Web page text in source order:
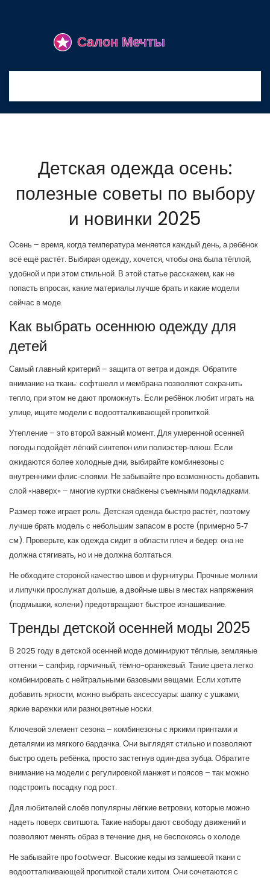
Детская одежда осень:
полезные советы по выбору
и новинки 2025
Осень – время, когда температура меняется каждый день, а ребёнок
всё ещё растёт. Выбирая одежду, хочется, чтобы она была тёплой,
удобной и при этом стильной. В этой статье расскажем, как не
попасть впросак, какие материалы лучше брать и какие модели
сейчас в моде.
Как выбрать осеннюю одежду для
детей
Самый главный критерий – защита от ветра и дождя. Обратите
внимание на ткань: софтшелл и мембрана позволяют сохранить
тепло, при этом не дают промокнуть. Если ребёнок любит играть на
улице, ищите модели с водоотталкивающей пропиткой.
Утепление – это второй важный момент. Для умеренной осенней
погоды подойдёт лёгкий синтепон или полиэстер‑плюш. Если
ожидаются более холодные дни, выбирайте комбинезоны с
внутренними флис‑слоями. Не забывайте про возможность добавить
слой «наверх» – многие куртки снабжены съемными подкладками.
Размер тоже играет роль. Детская одежда быстро растёт, поэтому
лучше брать модель с небольшим запасом в росте (примерно 5‑7
см). Проверьте, как одежда сидит в области плеч и бедер: она не
должна стягивать, но и не должна болтаться.
Не обходите стороной качество швов и фурнитуры. Прочные молнии
и липучки прослужат дольше, а двойные швы в местах напряжения
(подмышки, колени) предотвращают быстрое изнашивание.
Тренды детской осенней моды 2025
В 2025 году в детской осенней моде доминируют тёплые, земляные
оттенки – сапфир, горчичный, тёмно-оранжевый. Такие цвета легко
комбинировать с нейтральными базовыми вещами. Если хотите
добавить яркости, можно выбрать аксессуары: шапку с ушками,
яркие варежки или разноцветные носки.
Ключевой элемент сезона – комбинезоны с яркими принтами и
деталями из мягкого бардачка. Они выглядят стильно и позволяют
быстро одеть ребёнка, просто застегнув один‑два зубца. Обратите
внимание на модели с регулировкой манжет и поясов – так можно
подстроить посадку под рост.
Для любителей слоёв популярны лёгкие ветровки, которые можно
надеть поверх свитшота. Такие наборы дают свободу движений и
позволяют менять образ в течение дня, не беспокоясь о холоде.
Не забывайте про footwear. Высокие кеды из замшевой ткани с
водоотталкивающей пропиткой стали хитом. Они сочетаются с